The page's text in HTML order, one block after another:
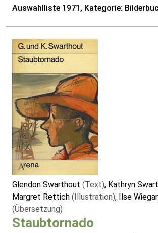
Auswahlliste 1971, Kategorie:
Glendon Swarthout (Text), Kathryn
Margret Rettich (Illustration), Ilse
(Übersetzung)
Staubtornado